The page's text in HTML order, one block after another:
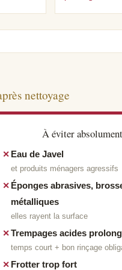
nettoyage
À éviter absolument
Eau de Javel
et produits ménagers agressifs
Éponges abrasives,
métalliques
elles rayent la surface
Trempages acides
temps court + bon rinçage
Frotter trop fort